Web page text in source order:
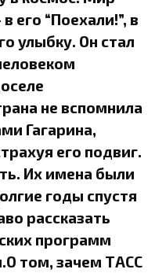
его “Поехали!”, в
улыбку. Он стал
не вспомнила
Гагарина,
его подвиг.
Их имена были
годы спустя
рассказать
программ
том, зачем ТАСС